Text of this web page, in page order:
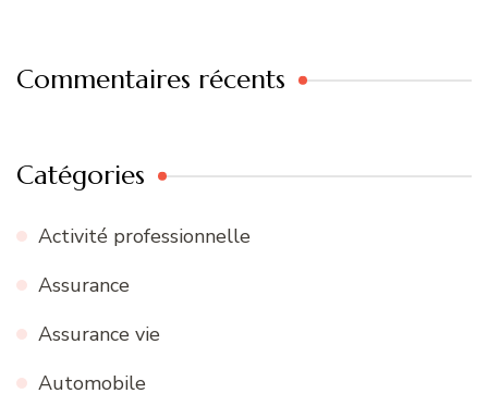
Commentaires récents
Catégories
Activité professionnelle
Assurance
Assurance vie
Automobile